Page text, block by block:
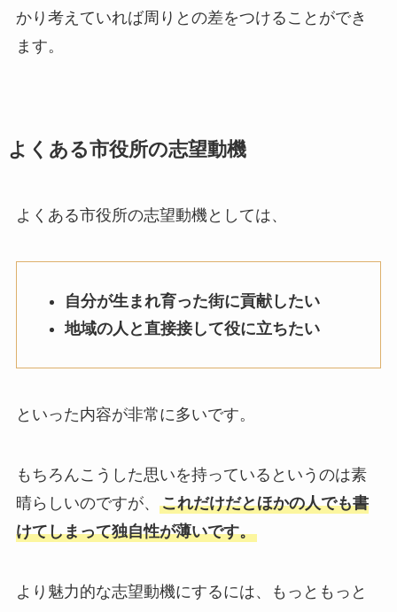
かり考えていれば周りとの差をつけることができ
ます。
よくある市役所の志望動機
よくある市役所の志望動機としては、
自分が生まれ育った街に貢献したい
地域の人と直接接して役に立ちたい
といった内容が非常に多いです。
もちろんこうした思いを持っているというのは素
晴らしいのですが、 これだけだとほかの人でも書
けてしまって独自性が薄いです。
より魅力的な志望動機にするには、もっともっと